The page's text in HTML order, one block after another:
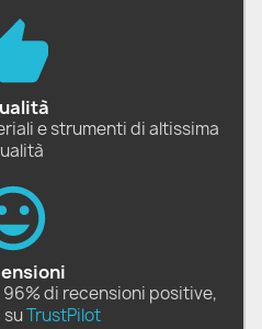
e strumenti di altissima
di recensioni positive,
suTrustPilot